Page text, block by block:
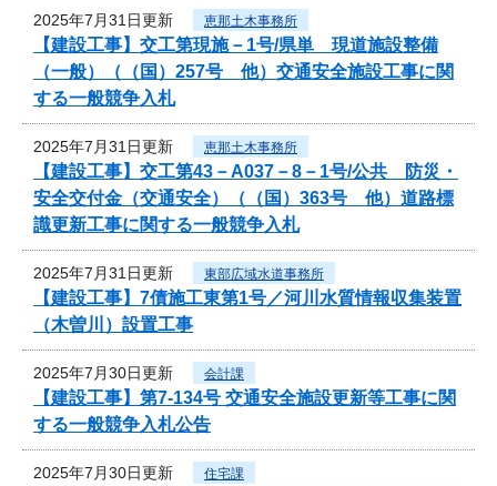
2025年7月31日更新 恵那土木事務所
【建設工事】交工第現施－1号/県単 現道施設整備
（一般）（（国）257号 他）交通安全施設工事に関
する一般競争入札
2025年7月31日更新 恵那土木事務所
【建設工事】交工第43－A037－8－1号/公共 防災・
安全交付金（交通安全）（（国）363号 他）道路標
識更新工事に関する一般競争入札
2025年7月31日更新 東部広域水道事務所
【建設工事】7債施工東第1号／河川水質情報収集装置
（木曽川）設置工事
2025年7月30日更新 会計課
【建設工事】第7-134号 交通安全施設更新等工事に関
する一般競争入札公告
2025年7月30日更新 住宅課